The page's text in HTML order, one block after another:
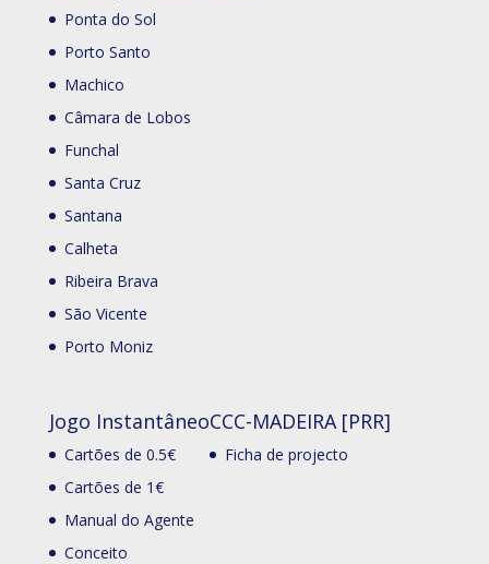
Ponta do Sol
Porto Santo
Machico
Câmara de Lobos
Funchal
Santa Cruz
Santana
Calheta
Ribeira Brava
São Vicente
Porto Moniz
Jogo Instantâneo
Cartões de 0.5€
Cartões de 1€
Manual do Agente
Conceito
CCC-MADEIRA [PRR]
Ficha de projecto